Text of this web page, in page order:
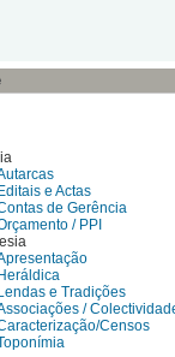
Editais e Actas
de Gerência
/ PPI
Heráldica
Lendas e Tradições
/
Censos